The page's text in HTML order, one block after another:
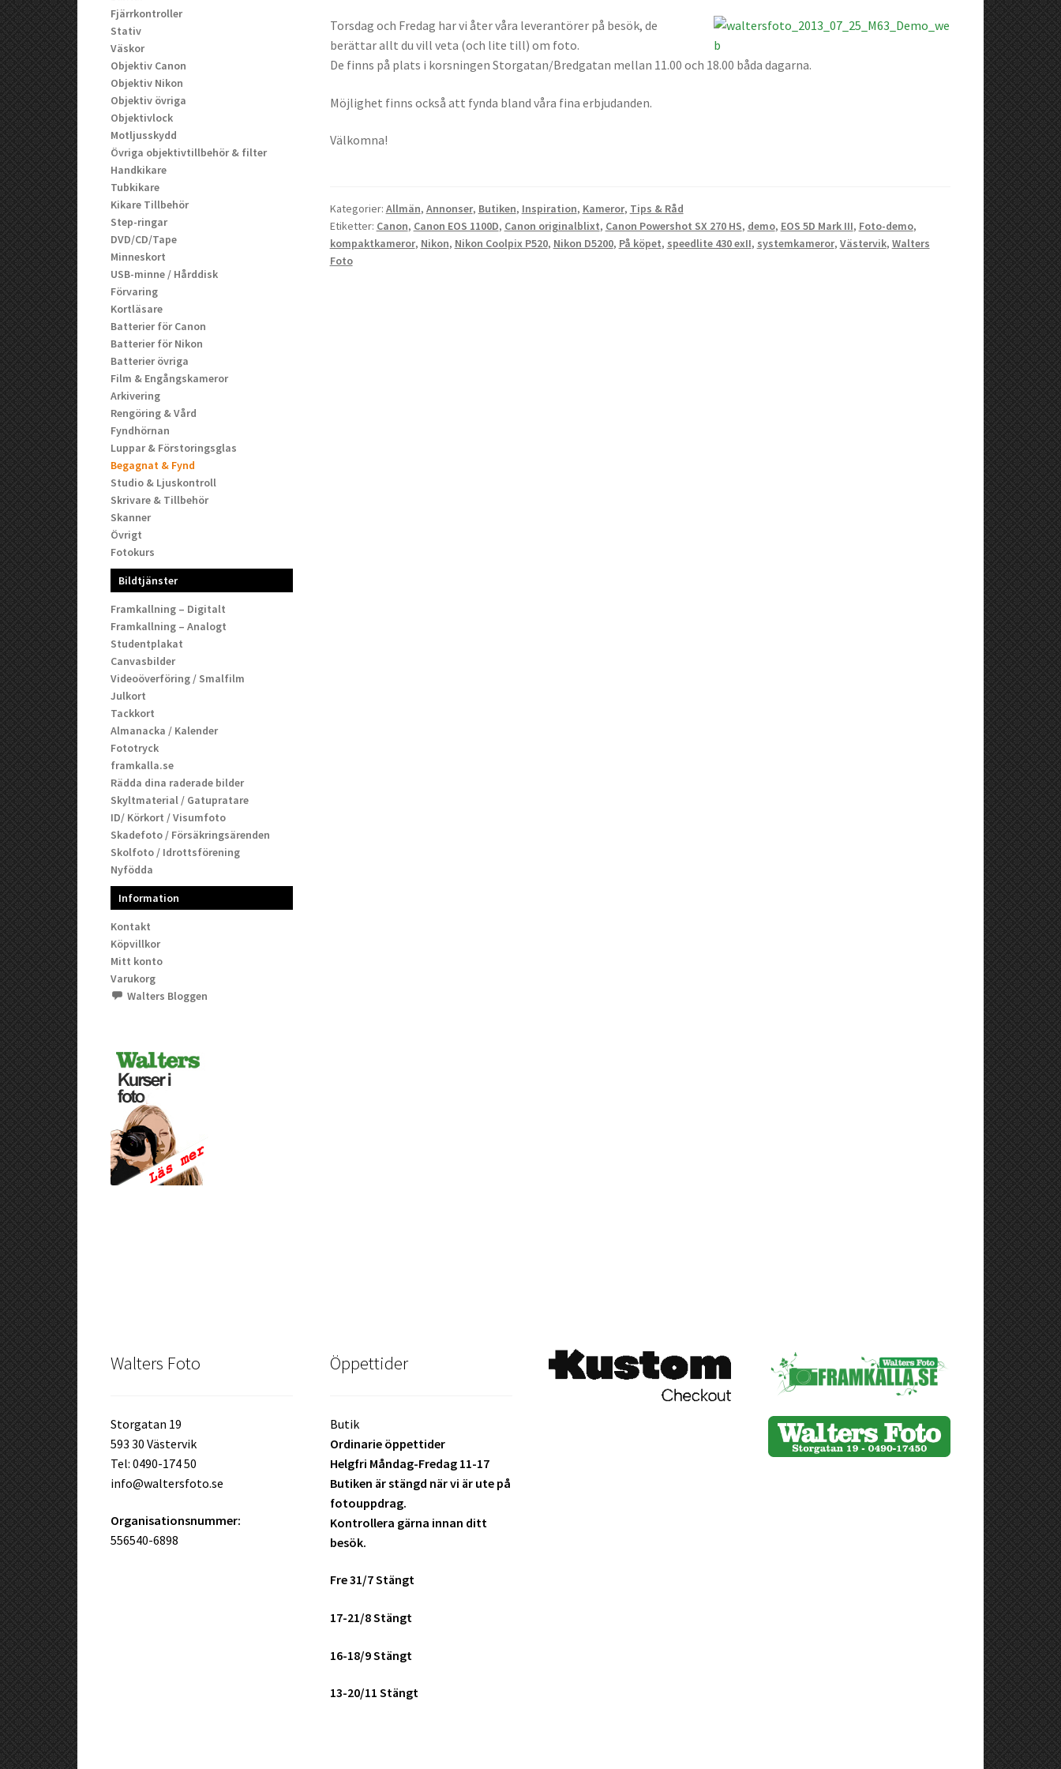
Torsdag och Fredag har vi återvåra leverantörer på besök, de
berättar allt du vill veta (och lite till) om foto.
De finns på plats i korsningen Storgatan/Bredgatan mellan 11.00 och 18.00 båda dagarna.
Möjlighet finns också att fynda bland våra fina erbjudanden.
Välkomna!
Kategorier: Allmän, Annonser, Butiken, Inspiration, Kameror, Tips & Råd
Etiketter: Canon, Canon EOS 1100D, Canon originalblixt, Canon Powershot SX 270 HS, demo, EOS 5D Mark III, Foto-demo,
kompaktkameror, Nikon, Nikon Coolpix P520, Nikon D5200, På köpet, speedlite 430 exII, systemkameror, Västervik, Walters
Foto
Fjärrkontroller
Stativ
Väskor
Objektiv Canon
Objektiv Nikon
Objektiv övriga
Objektivlock
Motljusskydd
Övriga objektivtillbehör & filter
Handkikare
Tubkikare
Kikare Tillbehör
Step-ringar
DVD/CD/Tape
Minneskort
USB-minne / Hårddisk
Förvaring
Kortläsare
Batterier för Canon
Batterier för Nikon
Batterier övriga
Film & Engångskameror
Arkivering
Rengöring & Vård
Fyndhörnan
Luppar & Förstoringsglas
Begagnat & Fynd
Studio & Ljuskontroll
Skrivare & Tillbehör
Skanner
Övrigt
Fotokurs
Bildtjänster
Framkallning – Digitalt
Framkallning – Analogt
Studentplakat
Canvasbilder
Videoöverföring / Smalfilm
Julkort
Tackkort
Almanacka / Kalender
Fototryck
framkalla.se
Rädda dina raderade bilder
Skyltmaterial / Gatupratare
ID/ Körkort / Visumfoto
Skadefoto / Försäkringsärenden
Skolfoto / Idrottsförening
Nyfödda
Information
Kontakt
Köpvillkor
Mitt konto
Varukorg
Walters Bloggen
Walters Foto
Storgatan 19
593 30 Västervik
Tel: 0490-174 50
info@waltersfoto.se
Organisationsnummer:
556540-6898
Öppettider
Butik
Ordinarie öppettider
Helgfri Måndag-Fredag 11-17
Butiken är stängd när vi är ute på
fotouppdrag.
Kontrollera gärna innan ditt
besök.
Fre 31/7 Stängt
17-21/8 Stängt
16-18/9 Stängt
13-20/11 Stängt